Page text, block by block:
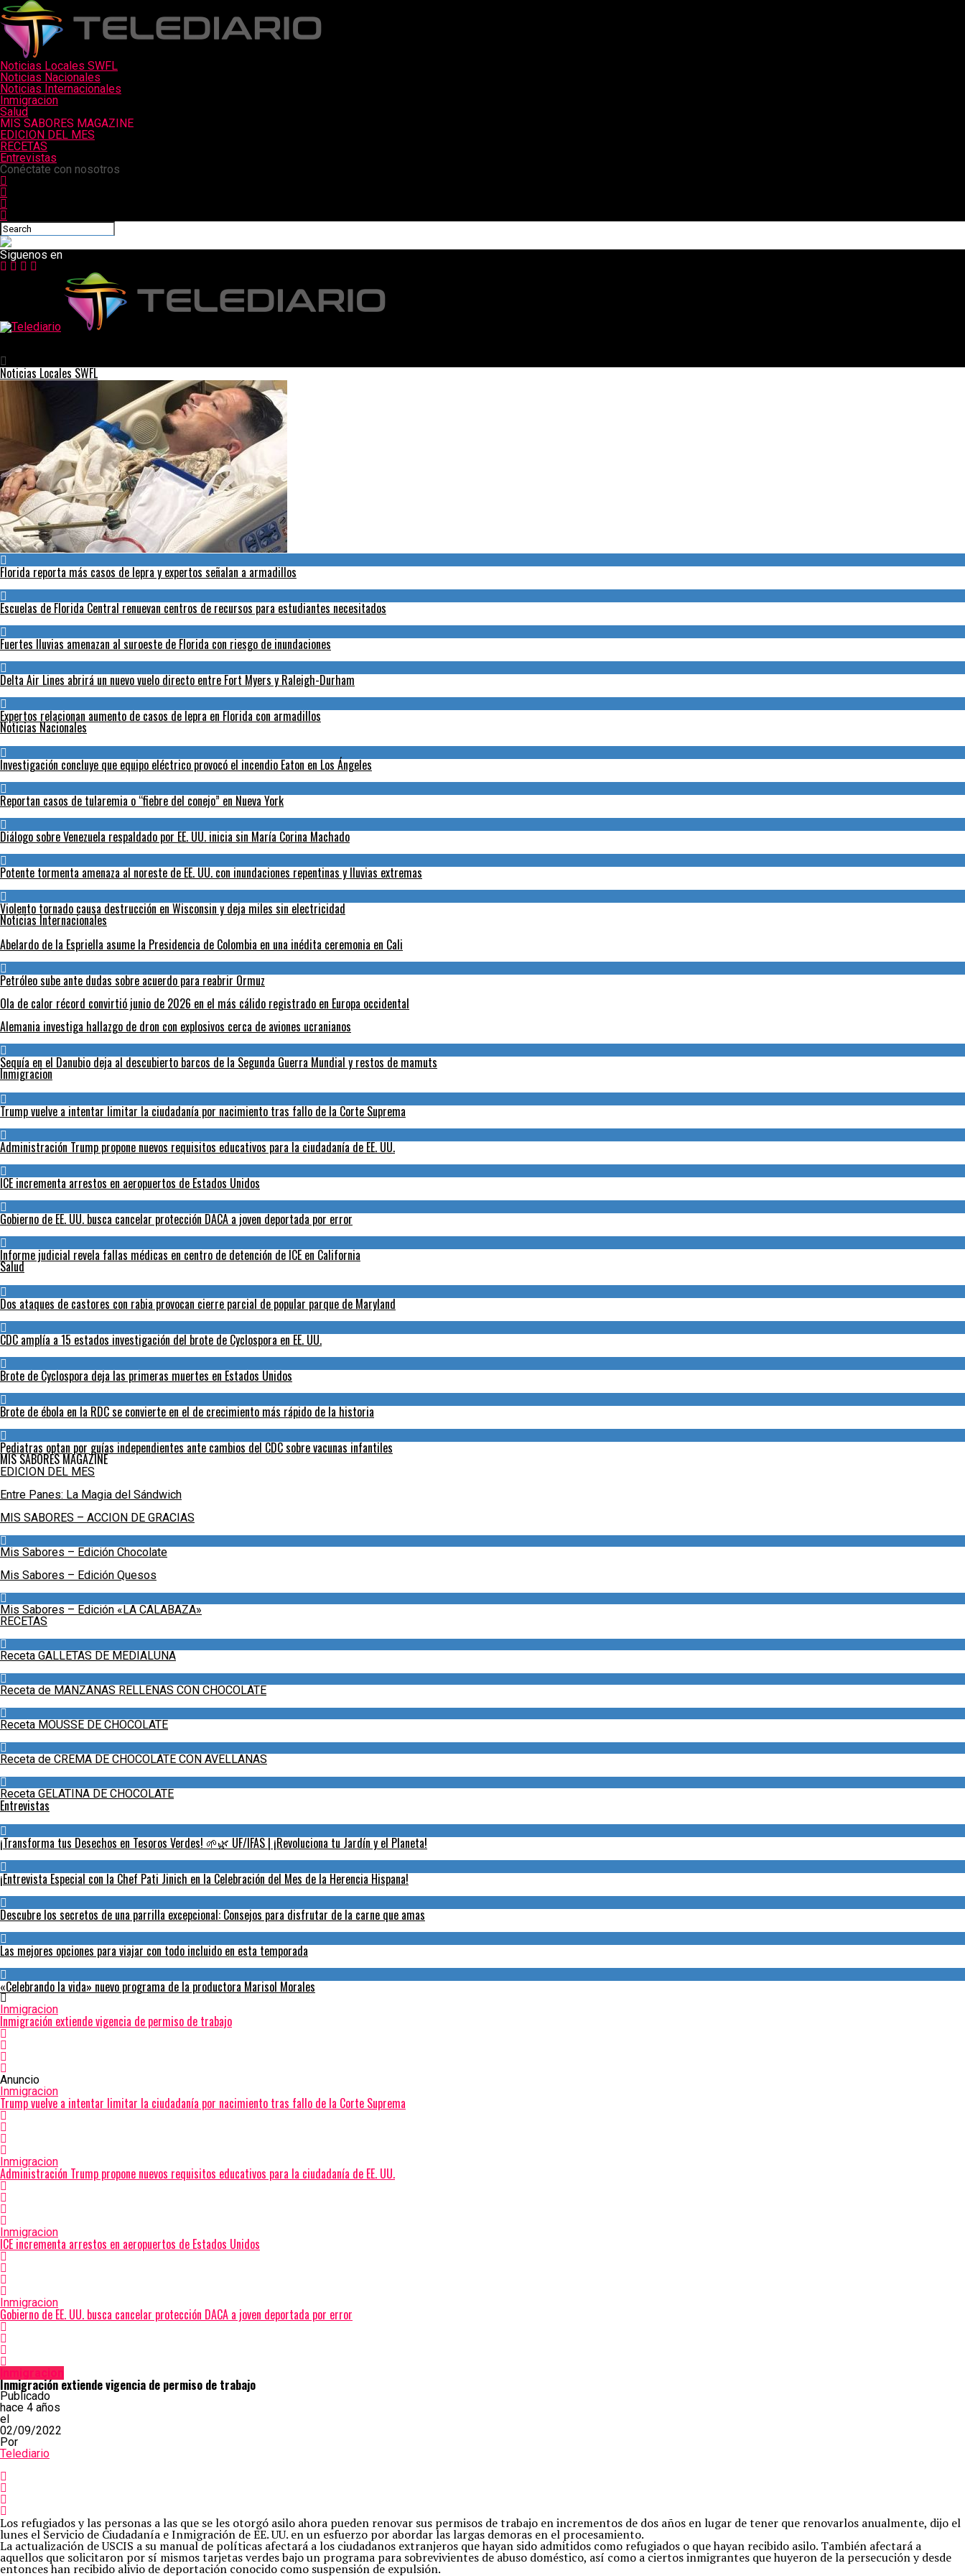
Noticias Locales SWFL
Noticias Nacionales
Noticias Internacionales
Inmigracion
Salud
MIS SABORES MAGAZINE
EDICION DEL MES
RECETAS
Entrevistas
Conéctate con nosotros
Siguenos en
Noticias Locales SWFL
Florida reporta más casos de lepra y expertos señalan a armadillos
Escuelas de Florida Central renuevan centros de recursos para estudiantes necesitados
Fuertes lluvias amenazan al suroeste de Florida con riesgo de inundaciones
Delta Air Lines abrirá un nuevo vuelo directo entre Fort Myers y Raleigh-Durham
Expertos relacionan aumento de casos de lepra en Florida con armadillos
Noticias Nacionales
Investigación concluye que equipo eléctrico provocó el incendio Eaton en Los Ángeles
Reportan casos de tularemia o “fiebre del conejo” en Nueva York
Diálogo sobre Venezuela respaldado por EE. UU. inicia sin María Corina Machado
Potente tormenta amenaza al noreste de EE. UU. con inundaciones repentinas y lluvias extremas
Violento tornado causa destrucción en Wisconsin y deja miles sin electricidad
Noticias Internacionales
Abelardo de la Espriella asume la Presidencia de Colombia en una inédita ceremonia en Cali
Petróleo sube ante dudas sobre acuerdo para reabrir Ormuz
Ola de calor récord convirtió junio de 2026 en el más cálido registrado en Europa occidental
Alemania investiga hallazgo de dron con explosivos cerca de aviones ucranianos
Sequía en el Danubio deja al descubierto barcos de la Segunda Guerra Mundial y restos de mamuts
Inmigracion
Trump vuelve a intentar limitar la ciudadanía por nacimiento tras fallo de la Corte Suprema
Administración Trump propone nuevos requisitos educativos para la ciudadanía de EE. UU.
ICE incrementa arrestos en aeropuertos de Estados Unidos
Gobierno de EE. UU. busca cancelar protección DACA a joven deportada por error
Informe judicial revela fallas médicas en centro de detención de ICE en California
Salud
Dos ataques de castores con rabia provocan cierre parcial de popular parque de Maryland
CDC amplía a 15 estados investigación del brote de Cyclospora en EE. UU.
Brote de Cyclospora deja las primeras muertes en Estados Unidos
Brote de ébola en la RDC se convierte en el de crecimiento más rápido de la historia
Pediatras optan por guías independientes ante cambios del CDC sobre vacunas infantiles
MIS SABORES MAGAZINE
EDICION DEL MES
Entre Panes: La Magia del Sándwich
MIS SABORES – ACCION DE GRACIAS
Mis Sabores – Edición Chocolate
Mis Sabores – Edición Quesos
Mis Sabores – Edición «LA CALABAZA»
RECETAS
Receta GALLETAS DE MEDIALUNA
Receta de MANZANAS RELLENAS CON CHOCOLATE
Receta MOUSSE DE CHOCOLATE
Receta de CREMA DE CHOCOLATE CON AVELLANAS
Receta GELATINA DE CHOCOLATE
Entrevistas
¡Transforma tus Desechos en Tesoros Verdes! 🌱🌿 UF/IFAS | ¡Revoluciona tu Jardín y el Planeta!
¡Entrevista Especial con la Chef Pati Jinich en la Celebración del Mes de la Herencia Hispana!
Descubre los secretos de una parrilla excepcional: Consejos para disfrutar de la carne que amas
Las mejores opciones para viajar con todo incluido en esta temporada
«Celebrando la vida» nuevo programa de la productora Marisol Morales
Inmigracion
Inmigración extiende vigencia de permiso de trabajo
Anuncio
Inmigracion
Trump vuelve a intentar limitar la ciudadanía por nacimiento tras fallo de la Corte Suprema
Inmigracion
Administración Trump propone nuevos requisitos educativos para la ciudadanía de EE. UU.
Inmigracion
ICE incrementa arrestos en aeropuertos de Estados Unidos
Inmigracion
Gobierno de EE. UU. busca cancelar protección DACA a joven deportada por error
Inmigracion
Inmigración extiende vigencia de permiso de trabajo
Publicado
hace 4 años
el
02/09/2022
Por
Telediario
Los refugiados y las personas a las que se les otorgó asilo ahora pueden renovar sus permisos de trabajo en incrementos de dos años en lugar de tener que renovarlos anualmente, dijo el
lunes el Servicio de Ciudadanía e Inmigración de EE. UU. en un esfuerzo por abordar las largas demoras en el procesamiento.
La actualización de USCIS a su manual de políticas afectará a los ciudadanos extranjeros que hayan sido admitidos como refugiados o que hayan recibido asilo. También afectará a
aquellos que solicitaron por sí mismos tarjetas verdes bajo un programa para sobrevivientes de abuso doméstico, así como a ciertos inmigrantes que huyeron de la persecución y desde
entonces han recibido alivio de deportación conocido como suspensión de expulsión.